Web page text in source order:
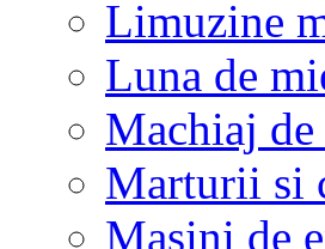
Limuzine
Luna de
Machiaj de
Marturii si
Masini de